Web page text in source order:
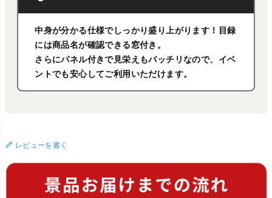
中身が分かる仕様でしっかり盛り上がります！目録
には商品名が確認できる窓付き。
さらにパネル付きで見栄えもバッチリなので、イベ
ントでも安心してご利用いただけます。
レビューを書く